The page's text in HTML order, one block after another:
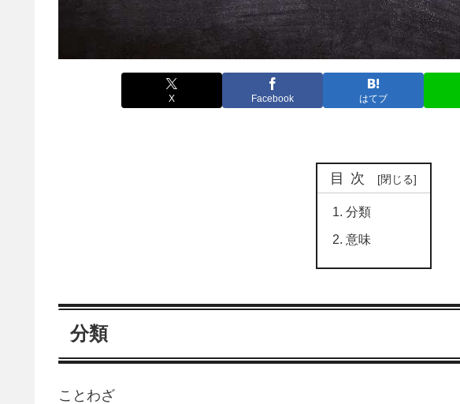
X Facebook はてブ
目次
分類
意味
分類
ことわざ